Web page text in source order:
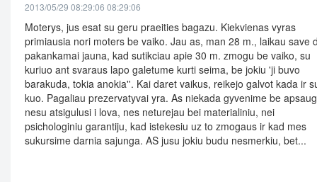
2013/05/29 08:29:06 08:29:06
Moterys, jus esat su geru praeities bagazu. Kiekvienas vyras
primiausia nori moters be vaiko. Jau as, man 28 m., laikau save
pakankamai jauna, kad sutikciau apie 30 m. zmogu be vaiko, su
kuriuo ant svaraus lapo galetume kurti seima, be jokiu 'ji buvo
barakuda, tokia anokia''. Kai daret vaikus, reikejo galvot kada ir
kuo. Pagaliau prezervatyvai yra. As niekada gyvenime be
nesu atsigulusi i lova, nes neturejau bei materialiniu, nei
psichologiniu garantiju, kad istekesiu uz to zmogaus ir kad mes
sukursime darnia sajunga. AS jusu jokiu budu nesmerkiu, bet...